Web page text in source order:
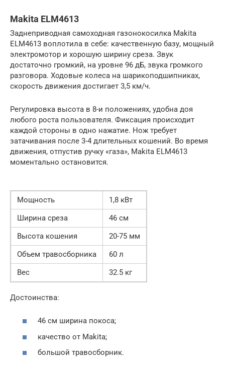
Makita ELM4613
Заднеприводная самоходная газонокосилка Makita
ELM4613 воплотила в себе: качественную базу, мощный
электромотор и хорошую ширину среза. Звук
достаточно громкий, на уровне 96 дБ, звука громкого
разговора. Ходовые колеса на шарикоподшипниках,
скорость движения достигает 3,5 км/ч.
Регулировка высота в 8-и положениях, удобна доя
любого роста пользователя. Фиксация происходит
каждой стороны в одно нажатие. Нож требует
затачивания после 3-4 длительных кошений. Во время
движения, отпустив ручку «газа», Makita ELM4613
моментально остановится.
Мощность
1,8 кВт
Ширина среза
46 см
Высота кошения
20-75 мм
Объем травосборника
60 л
Вес
32.5 кг
Достоинства:
46 см ширина покоса;
качество от Makita;
большой травосборник.